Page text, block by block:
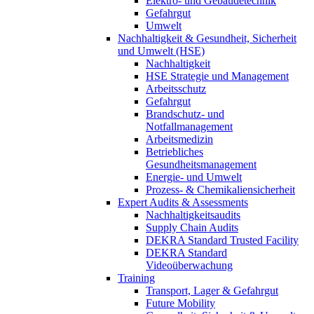
Gefahrgut
Umwelt
Nachhaltigkeit & Gesundheit, Sicherheit
und Umwelt (HSE)
Nachhaltigkeit
HSE Strategie und Management
Arbeitsschutz
Gefahrgut
Brandschutz- und
Notfallmanagement
Arbeitsmedizin
Betriebliches
Gesundheitsmanagement
Energie- und Umwelt
Prozess- & Chemikaliensicherheit
Expert Audits & Assessments
Nachhaltigkeitsaudits
Supply Chain Audits
DEKRA Standard Trusted Facility
DEKRA Standard
Videoüberwachung
Training
Transport, Lager & Gefahrgut
Future Mobility